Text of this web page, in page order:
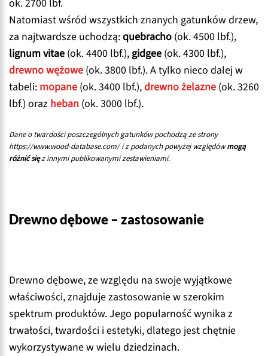
ok. 2700 lbf.
Natomiast wśród wszystkich znanych gatunków drzew,
za najtwardsze uchodzą:quebracho (ok. 4500 lbf.),
lignum vitae (ok. 4400 lbf.), gidgee (ok. 4300 lbf.),
drewno wężowe (ok. 3800 lbf.). A tylko nieco dalej w
tabeli: mopane (ok. 3400 lbf.),drewno żelazne (ok. 3260
lbf.) oraz heban (ok. 3000 lbf.).
Dane o twardości poszczególnych gatunków pochodzą ze strony
https://www.wood-database.com/ i z podanych powyżej względówmogą
różnić sięz innymi publikowanymi zestawieniami.
Drewno dębowe – zastosowanie
Drewno dębowe, ze względu na swoje wyjątkowe
właściwości, znajduje zastosowanie w szerokim
spektrum produktów. Jego popularność wynika z
trwałości, twardości i estetyki, dlatego jest chętnie
wykorzystywane w wielu dziedzinach.